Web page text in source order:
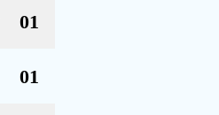
01
01